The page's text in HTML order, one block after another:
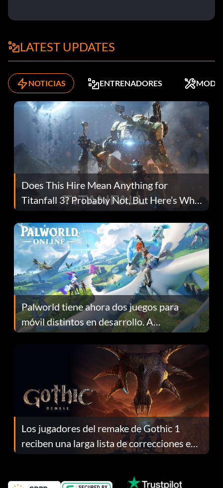
LATEST UPDATES
NOTICIAS ENTRENADORES MODS
Does This Hire Mean Anything for
Titanfall 3? Probably Not, But Here’s Why
Fans Are Hopeful
Palworld tiene ahora dos juegos para
móvil distintos en desarrollo. A
continuación te explicamos por qué.
Los jugadores del remake de Gothic 1
reciben una larga lista de correcciones en
el parche 1.0.4